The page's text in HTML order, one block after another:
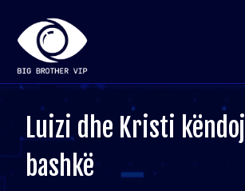
Luizi dhe Kristi
bashkë